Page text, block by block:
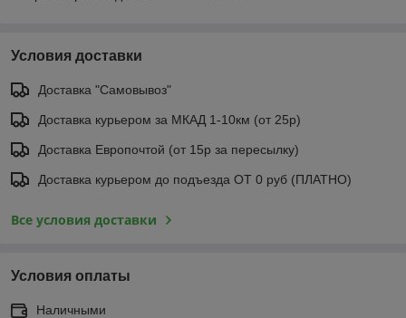
Условия доставки
Доставка "Самовывоз"
Доставка курьером за МКАД 1-10км (от 25р)
Доставка Европочтой (от 15р за пересылку)
Доставка курьером до подъезда ОТ 0 руб (ПЛАТНО)
Все условия доставки
Условия оплаты
Наличными